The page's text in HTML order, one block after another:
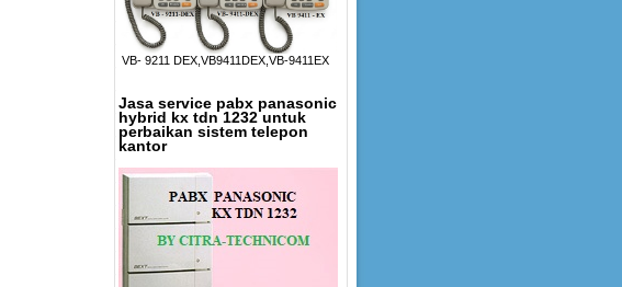
VB- 9211 DEX,VB9411DEX,VB-9411EX
Jasa service pabx panasonic
hybrid kx tdn 1232 untuk
perbaikan sistem telepon
kantor